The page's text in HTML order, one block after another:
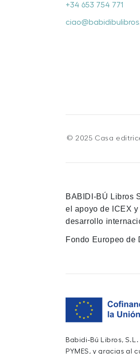
+34 653 754 771
© 2025 Casa editrice
BABIDI-BÚ Libros
el apoyo de ICEX
desarrollo
Fondo Europeo de
Babidi-Bú Libros,
PYMES, y gracias